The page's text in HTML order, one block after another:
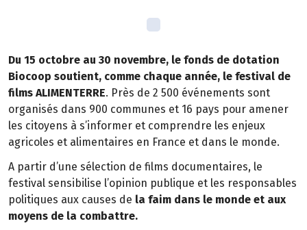
Du 15 octobre au 30 novembre, le fonds de dotation
Biocoop soutient, comme chaque année, le festival de
films ALIMENTERRE. Près de 2 500 événements sont
organisés dans 900 communes et 16 pays pour amener
les citoyens à s’informer et comprendre les enjeux
agricoles et alimentaires en France et dans le monde.
A partir d’une sélection de films documentaires, le
festival sensibilise l’opinion publique et les responsables
politiques aux causes de la faim dans le monde et aux
moyens de la combattre.